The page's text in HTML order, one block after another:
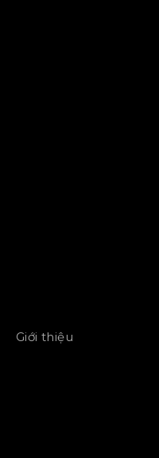
Giới thiệu